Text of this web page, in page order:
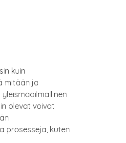
kuin
mitään ja
olevat voivat
prosesseja, kuten